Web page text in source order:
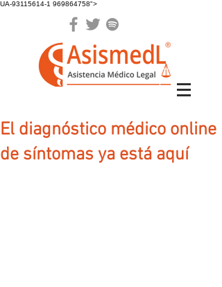
UA-93115614-1 969864758">
El diagnóstico médico online
de síntomas ya está aquí